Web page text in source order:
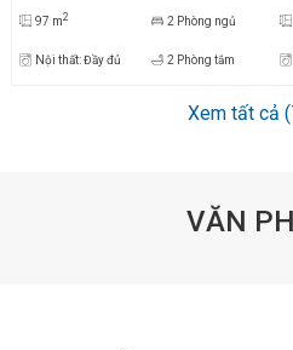
97 m2 2 Phòng ngủ
Nội thất: Đầy đủ 2 Phòng tắm
Xem tất cả
VĂN